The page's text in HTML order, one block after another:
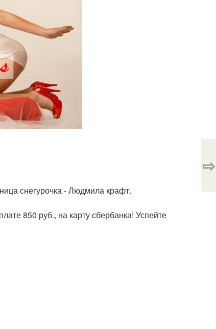
снегурочка - Людмила крафт.
850 руб., на карту сбербанка! Успейте
⇨